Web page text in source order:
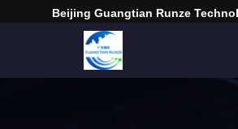
Beijing Guangtian Runze